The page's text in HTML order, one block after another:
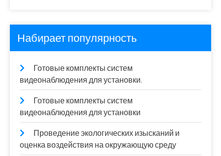
Набирает популярность
Готовые комплекты систем
видеонаблюдения для установки.
Готовые комплекты систем
видеонаблюдения для установки
Проведение экологических изысканий и
оценка воздействия на окружающую среду